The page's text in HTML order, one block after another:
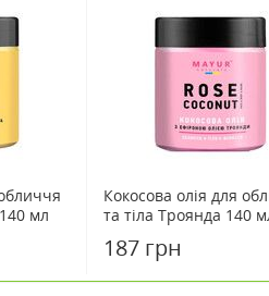
мл
Кокосова олія для
та тіла Троянда 140
187 грн